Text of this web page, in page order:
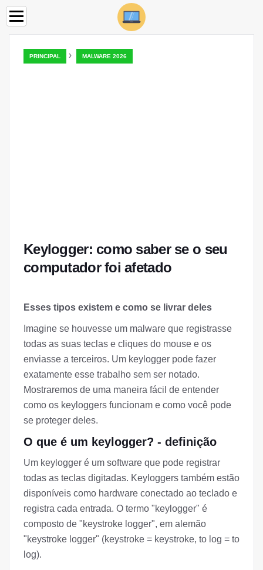
PRINCIPAL › MALWARE 2026
Keylogger: como saber se o seu
computador foi afetado
Esses tipos existem e como se livrar deles
Imagine se houvesse um malware que registrasse
todas as suas teclas e cliques do mouse e os
enviasse a terceiros. Um keylogger pode fazer
exatamente esse trabalho sem ser notado.
Mostraremos de uma maneira fácil de entender
como os keyloggers funcionam e como você pode
se proteger deles.
O que é um keylogger? - definição
Um keylogger é um software que pode registrar
todas as teclas digitadas. Keyloggers também estão
disponíveis como hardware conectado ao teclado e
registra cada entrada. O termo "keylogger" é
composto de "keystroke logger", em alemão
"keystroke logger" (keystroke = keystroke, to log = to
log).